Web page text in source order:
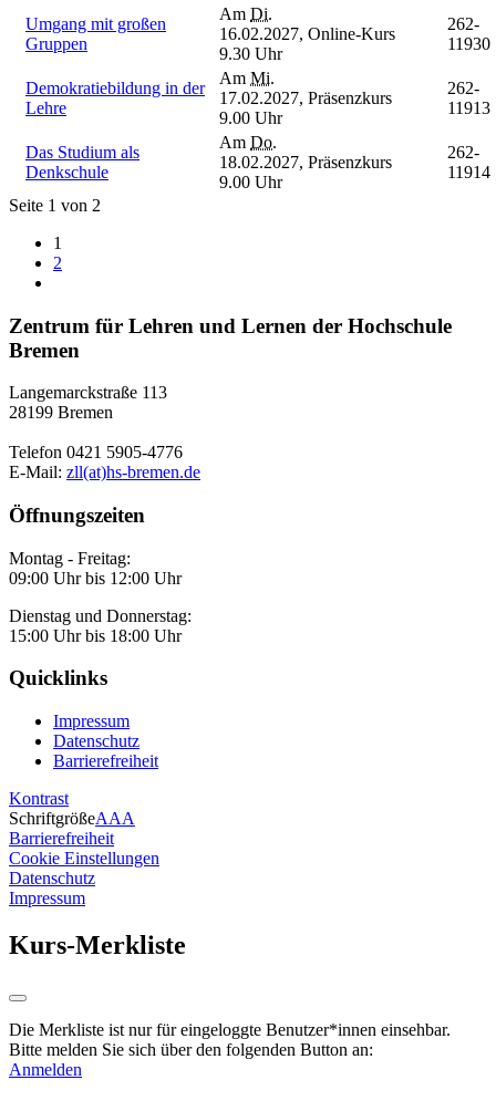
Umgang mit großen
Gruppen
Am Di.
16.02.2027,
9.30 Uhr
Online-Kurs
262-
11930
Demokratiebildung in der
Lehre
Am Mi.
17.02.2027,
9.00 Uhr
Präsenzkurs
262-
11913
Das Studium als
Denkschule
Am Do.
18.02.2027,
9.00 Uhr
Präsenzkurs
262-
11914
Seite 1 von 2
1
2
Zentrum für Lehren und Lernen der Hochschule
Bremen
Langemarckstraße 113
28199 Bremen
Telefon 0421 5905-4776
E-Mail: zll(at)hs-bremen.de
Öffnungszeiten
Montag - Freitag:
09:00 Uhr bis 12:00 Uhr
Dienstag und Donnerstag:
15:00 Uhr bis 18:00 Uhr
Quicklinks
Impressum
Datenschutz
Barrierefreiheit
Kontrast
SchriftgrößeAAA
Barrierefreiheit
Cookie Einstellungen
Datenschutz
Impressum
Kurs-Merkliste
Die Merkliste ist nur für eingeloggte Benutzer*innen einsehbar.
Bitte melden Sie sich über den folgenden Button an:
Anmelden